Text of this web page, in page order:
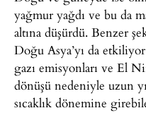
yağmur yağdı ve bu da
altına düşürdü. Benzer
Doğu Asya’yı da
gazı emisyonları ve El
dönüşü nedeniyle uzun
sıcaklık dönemine